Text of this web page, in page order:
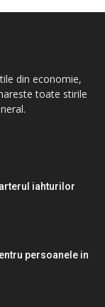
din economie,
toate stirile
iahturilor
persoanele in